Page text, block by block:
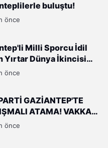
buluştu!
önce
Milli Sporcu İdil
Yırtar Dünya İkincisi
önce
GAZİANTEP'TE
ATAMA! VAKKAS
YERİNE ERHAN DENİZ
önce